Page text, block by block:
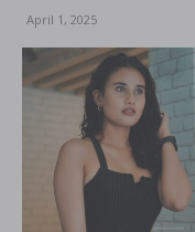
April 1, 2025